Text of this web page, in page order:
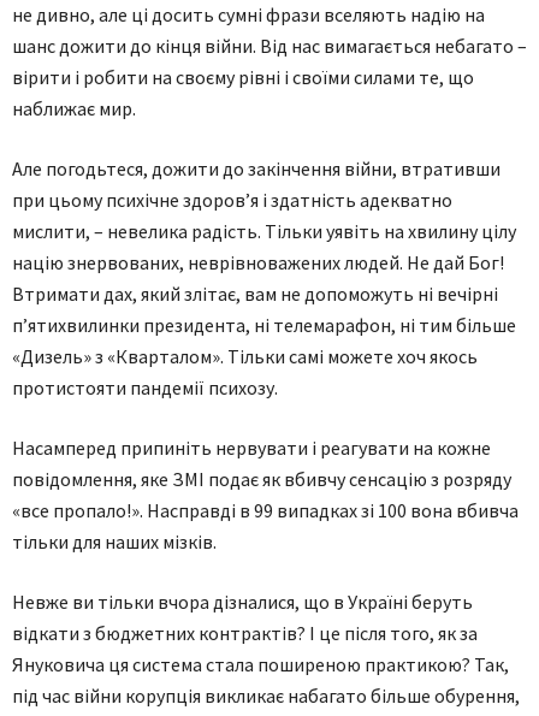
не дивно, але ці досить сумні фрази вселяють надію на
шанс дожити до кінця війни. Від нас вимагається небагато –
вірити і робити на своєму рівні і своїми силами те, що
наближає мир.
Але погодьтеся, дожити до закінчення війни, втративши
при цьому психічне здоров’я і здатність адекватно
мислити, – невелика радість. Тільки уявіть на хвилину цілу
націю знервованих, неврівноважених людей. Не дай Бог!
Втримати дах, який злітає, вам не допоможуть ні вечірні
п’ятихвилинки президента, ні телемарафон, ні тим більше
«Дизель» з «Кварталом». Тільки самі можете хоч якось
протистояти пандемії психозу.
Насамперед припиніть нервувати і реагувати на кожне
повідомлення, яке ЗМІ подає як вбивчу сенсацію з розряду
«все пропало!». Насправді в 99 випадках зі 100 вона вбивча
тільки для наших мізків.
Невже ви тільки вчора дізналися, що в Україні беруть
відкати з бюджетних контрактів? І це після того, як за
Януковича ця система стала поширеною практикою? Так,
під час війни корупція викликає набагато більше обурення,